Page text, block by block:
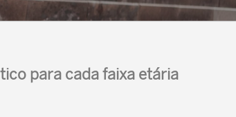
para cada faixa etária